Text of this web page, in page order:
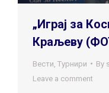
„Играј за
Краљеву
Вести Турнири By
Leave a comment